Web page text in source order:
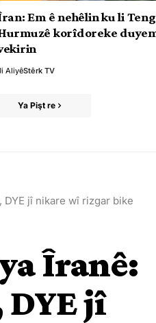
Em ê nehêlin ku li
korîdoreke
AliyêStêrk TV
Ya Pişt re
jî nikare wî rizgar bike
Îranê:
jî